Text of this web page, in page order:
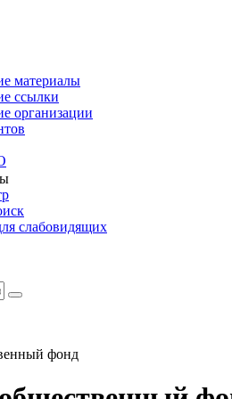
материалы
ссылки
организации
слабовидящих
фонд